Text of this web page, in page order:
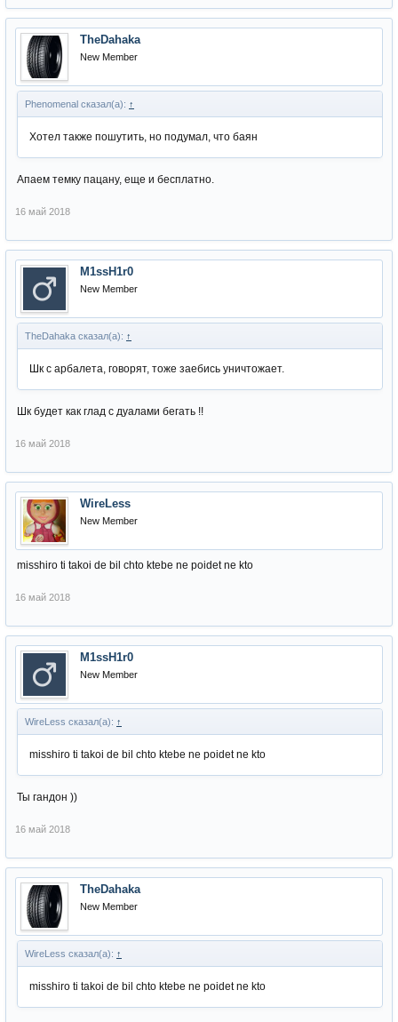
TheDahaka
New Member
Phenomenal сказал(а): ↑
Хотел также пошутить, но подумал, что баян
Апаем темку пацану, еще и бесплатно.
16 май 2018
M1ssH1r0
New Member
TheDahaka сказал(а): ↑
Шк с арбалета, говорят, тоже заeбись уничтожает.
Шк будет как глад с дуалами бегать !!
16 май 2018
WireLess
New Member
misshiro ti takoi de bil chto ktebe ne poidet ne kto
16 май 2018
M1ssH1r0
New Member
WireLess сказал(а): ↑
misshiro ti takoi de bil chto ktebe ne poidet ne kto
Ты гандон ))
16 май 2018
TheDahaka
New Member
WireLess сказал(а): ↑
misshiro ti takoi de bil chto ktebe ne poidet ne kto